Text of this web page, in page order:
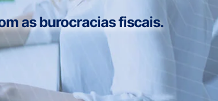
as burocracias fiscais.